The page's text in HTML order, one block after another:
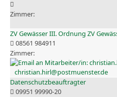
ZV Gewässer III. Ordnung ZV
08561 984911
christian.hirl@postmuenster.de
Datenschutzbeauftragter
09951 99990-20